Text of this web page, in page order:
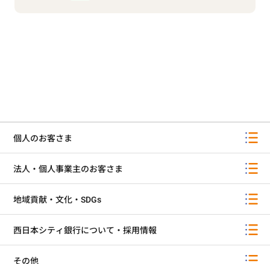
個人のお客さま
法人・個人事業主のお客さま
地域貢献・文化・SDGs
西日本シティ銀行について・採用情報
その他